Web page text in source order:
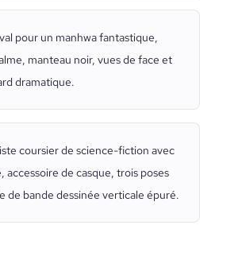
pour un manhwa fantastique,
manteau noir, vues de face et
dramatique.
coursier de science-fiction avec
accessoire de casque, trois poses
de bande dessinée verticale épuré.